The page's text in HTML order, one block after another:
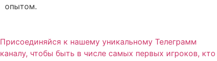
опытом.
Присоединяйся к нашему уникальному Телеграмм
каналу, чтобы быть в числе самых первых игроков, кто